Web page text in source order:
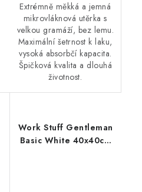
Extrémně měkká a jemná
mikrovláknová utěrka s
velkou gramáží, bez lemu.
Maximální šetrnost k laku,
vysoká absorbčí kapacita.
Špičková kvalita a dlouhá
životnost.
Work Stuff Gentleman
Basic White 40x40cm